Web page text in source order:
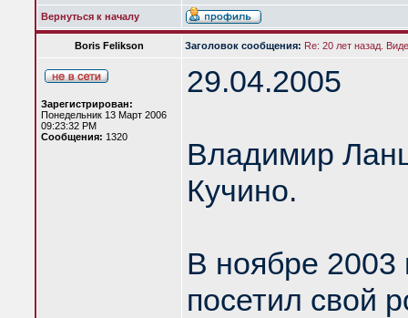
Вернуться к началу
Boris Felikson Заголовок сообщения: Re: 20 лет назад.
Зарегистрирован:
Понедельник 13 Март 2006
09:23:32 PM
Сообщения: 1320
29.04.2005
Владимир
Кучино.
В ноябре 2003
посетил свой